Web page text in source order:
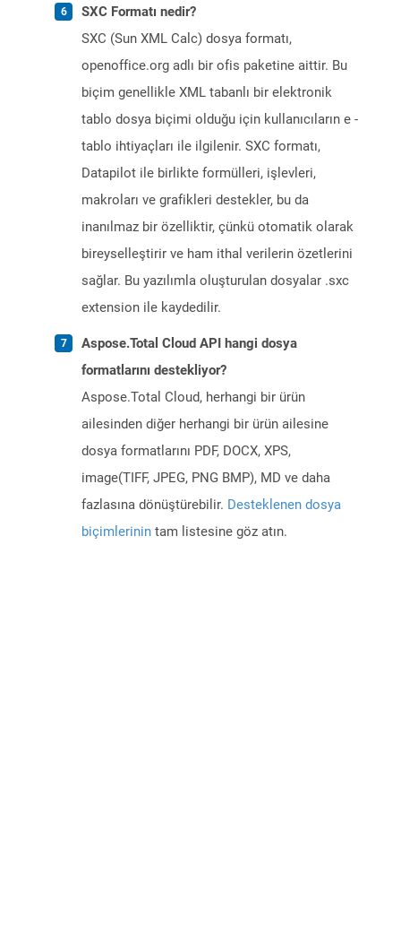
SXC Formatı nedir?
SXC (Sun XML Calc) dosya formatı,
openoffice.org adlı bir ofis paketine aittir. Bu
biçim genellikle XML tabanlı bir elektronik
tablo dosya biçimi olduğu için kullanıcıların e -
tablo ihtiyaçları ile ilgilenir. SXC formatı,
Datapilot ile birlikte formülleri, işlevleri,
makroları ve grafikleri destekler, bu da
inanılmaz bir özelliktir, çünkü otomatik olarak
bireyselleştirir ve ham ithal verilerin özetlerini
sağlar. Bu yazılımla oluşturulan dosyalar .sxc
extension ile kaydedilir.
Aspose.Total Cloud API hangi dosya
formatlarını destekliyor?
Aspose.Total Cloud, herhangi bir ürün
ailesinden diğer herhangi bir ürün ailesine
dosya formatlarını PDF, DOCX, XPS,
image(TIFF, JPEG, PNG BMP), MD ve daha
fazlasına dönüştürebilir. Desteklenen dosya
biçimlerinin tam listesine göz atın.